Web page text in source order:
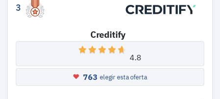
3
Creditify
4.8
763 elegir esta oferta